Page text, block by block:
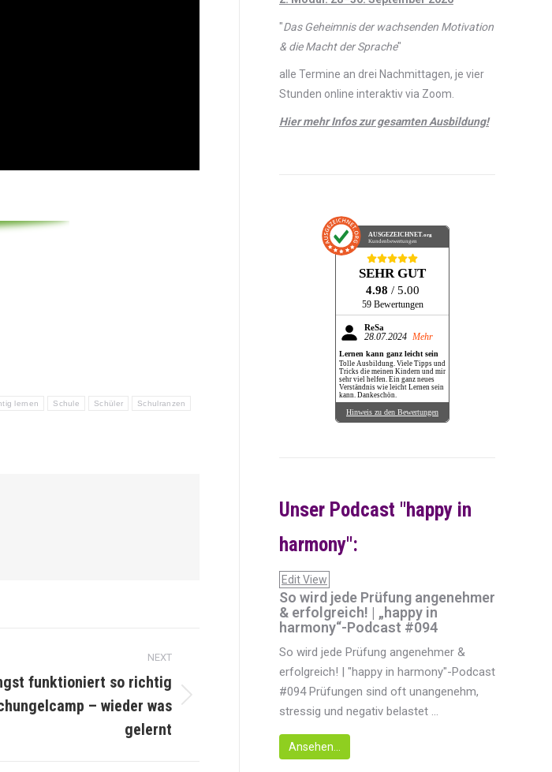
lernen Schule Schüler Schulranzen
NEXT
funktioniert so richtig
– wieder was
gelernt
"Das Geheimnis der wachsenden Motivation
& die Macht der Sprache"
alle Termine an drei Nachmittagen, je vier
Stunden online interaktiv via Zoom.
Hier mehr Infos zur gesamten Ausbildung!
AUSGEZEICHNET.org
Kundenbewertungen
SEHR GUT
4.98 / 5.00
59 Bewertungen
ReSa
28.07.2024 Mehr
Lernen kann ganz leicht sein
Tolle Ausbildung. Viele Tipps und
Tricks die meinen Kindern und mir
sehr viel helfen. Ein ganz neues
Verständnis wie leicht Lernen sein
kann. Dankeschön.
Hinweis zu den Bewertungen
Unser Podcast "happy in
harmony":
Edit View
So wird jede Prüfung angenehmer
& erfolgreich! | „happy in
harmony“-Podcast #094
So wird jede Prüfung angenehmer &
erfolgreich! | "happy in harmony"-Podcast
#094 Prüfungen sind oft unangenehm,
stressig und negativ belastet ...
Ansehen...